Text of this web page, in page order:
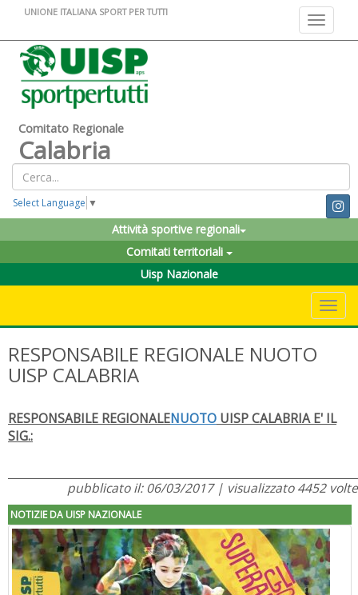
Toggle
UNIONE ITALIANA SPORT PER TUTTI
Comitato Regionale
Calabria
Select Language ▼
Attività sportive regionali
Comitati territoriali
Uisp Nazionale
RESPONSABILE REGIONALE NUOTO
UISP CALABRIA
RESPONSABILE REGIONALENUOTO UISP CALABRIA E' IL
SIG.:
pubblicato il: 06/03/2017 | visualizzato 4452 volte
NOTIZIE DA UISP NAZIONALE